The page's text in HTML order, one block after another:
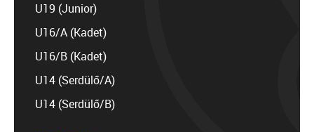
U19 (Junior)
U16/A (Kadet)
U16/B (Kadet)
U14 (Serdülő/A)
U14 (Serdülő/B)